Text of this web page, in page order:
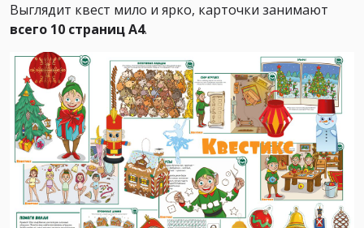
Выглядит квест мило и ярко, карточки занимают
всего 10 страниц А4.